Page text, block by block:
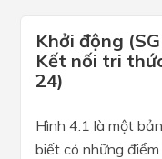
Khởi động
Kết nối tri
24)
Hình 4.1 là một
biết có những